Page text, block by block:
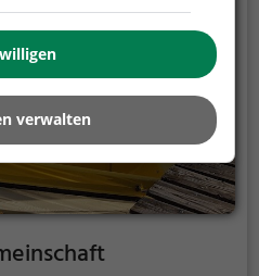
verwalten